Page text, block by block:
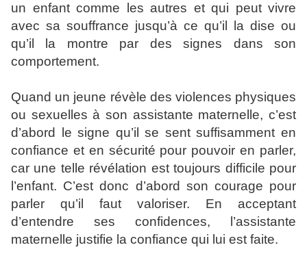
un enfant comme les autres et qui peut vivre
avec sa souffrance jusqu’à ce qu’il la dise ou
qu’il la montre par des signes dans son
comportement.
Quand un jeune révèle des violences physiques
ou sexuelles à son assistante maternelle, c’est
d’abord le signe qu’il se sent suffisamment en
confiance et en sécurité pour pouvoir en parler,
car une telle révélation est toujours difficile pour
l’enfant. C’est donc d’abord son courage pour
parler qu’il faut valoriser. En acceptant
d’entendre ses confidences, l’assistante
maternelle justifie la confiance qui lui est faite.